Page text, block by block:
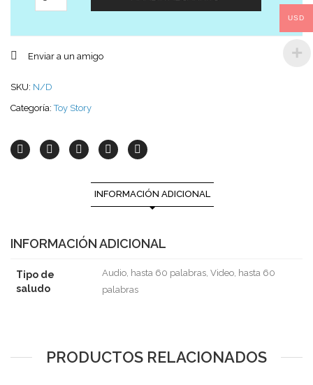
Enviar a un amigo
SKU: N/D
Categoría:Toy Story
INFORMACIÓN ADICIONAL
INFORMACIÓN ADICIONAL
Tipo de
saludo
Audio, hasta 60 palabras, Video, hasta 60
palabras
PRODUCTOS RELACIONADOS
USD